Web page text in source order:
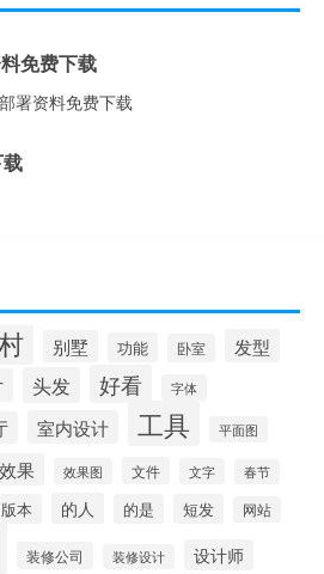
免费下载
别墅 功能 卧室 发型
头发 好看 字体
室内设计 工具 平面图
效果 效果图 文件 文字 春节
版本 的人 的是 短发 网站
装修公司 装修设计 设计师